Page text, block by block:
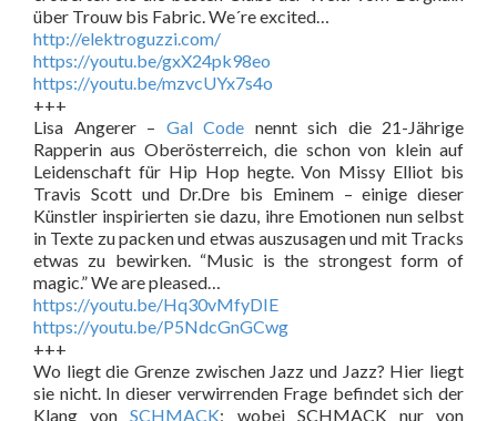
über Trouw bis Fabric. We´re excited…
http://elektroguzzi.com/
https://youtu.be/gxX24pk98eo
https://youtu.be/mzvcUYx7s4o
+++
Lisa Angerer – Gal Code nennt sich die 21-Jährige
Rapperin aus Oberösterreich, die schon von klein auf
Leidenschaft für Hip Hop hegte. Von Missy Elliot bis
Travis Scott und Dr.Dre bis Eminem – einige dieser
Künstler inspirierten sie dazu, ihre Emotionen nun selbst
in Texte zu packen und etwas auszusagen und mit Tracks
etwas zu bewirken. “Music is the strongest form of
magic.” We are pleased…
https://youtu.be/Hq30vMfyDIE
https://youtu.be/P5NdcGnGCwg
+++
Wo liegt die Grenze zwischen Jazz und Jazz? Hier liegt
sie nicht. In dieser verwirrenden Frage befindet sich der
Klang vonSCHMACK; wobei SCHMACK nur von